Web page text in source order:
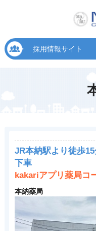
採用情報サイト
JR本納駅より徒歩
下車
kakariアプリ薬局コ
本納薬局